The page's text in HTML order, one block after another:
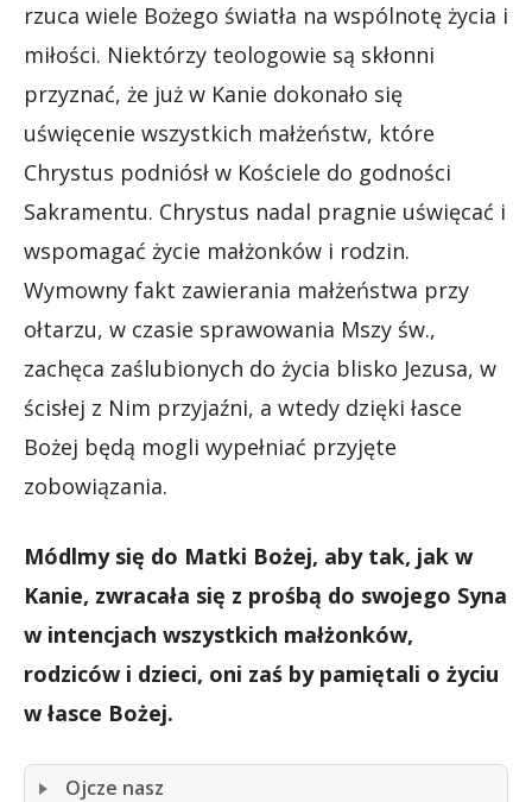
rzuca wiele Bożego światła na wspólnotę życia i
miłości. Niektórzy teologowie są skłonni
przyznać, że już w Kanie dokonało się
uświęcenie wszystkich małżeństw, które
Chrystus podniósł w Kościele do godności
Sakramentu. Chrystus nadal pragnie uświęcać i
wspomagać życie małżonków i rodzin.
Wymowny fakt zawierania małżeństwa przy
ołtarzu, w czasie sprawowania Mszy św.,
zachęca zaślubionych do życia blisko Jezusa, w
ścisłej z Nim przyjaźni, a wtedy dzięki łasce
Bożej będą mogli wypełniać przyjęte
zobowiązania.
Módlmy się do Matki Bożej, aby tak, jak w
Kanie, zwracała się z prośbą do swojego Syna
w intencjach wszystkich małżonków,
rodziców i dzieci, oni zaś by pamiętali o życiu
w łasce Bożej.
Ojcze nasz